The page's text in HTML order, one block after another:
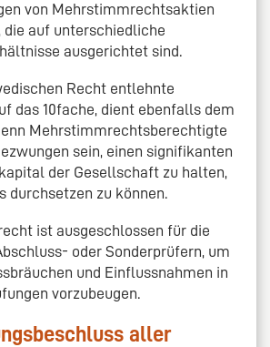
von Mehrstimmrechtsaktien
die auf unterschiedliche
ausgerichtet sind.
Recht entlehnte
das 10fache, dient ebenfalls dem
Mehrstimmrechtsberechtigte
sein, einen signifikanten
der Gesellschaft zu halten,
durchsetzen zu können.
ist ausgeschlossen für die
oder Sonderprüfern, um
und Einflussnahmen in
vorzubeugen.
aller